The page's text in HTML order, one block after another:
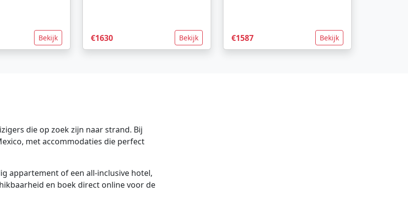
Bekijk €1630 Bekijk €1587 Bekijk
die op zoek zijn naar strand. Bij
met accommodaties die perfect
appartement of een all-inclusive hotel,
en boek direct online voor de